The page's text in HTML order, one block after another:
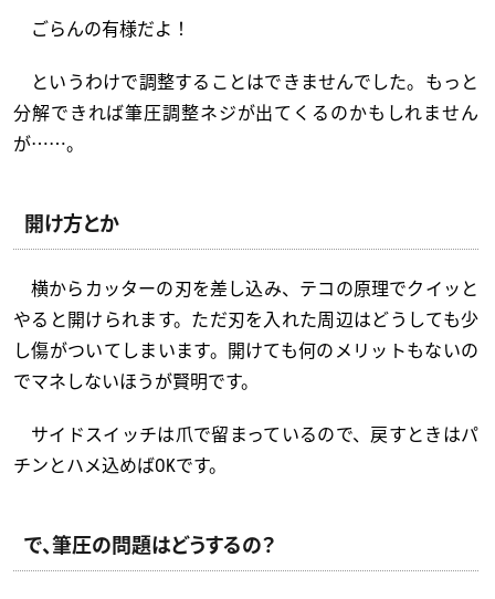
ごらんの有様だよ！
というわけで調整することはできませんでした。もっと
分解できれば筆圧調整ネジが出てくるのかもしれません
が……。
開け方とか
横からカッターの刃を差し込み、テコの原理でクイッと
やると開けられます。ただ刃を入れた周辺はどうしても少
し傷がついてしまいます。開けても何のメリットもないの
でマネしないほうが賢明です。
サイドスイッチは爪で留まっているので、戻すときはパ
チンとハメ込めばOKです。
で、筆圧の問題はどうするの？